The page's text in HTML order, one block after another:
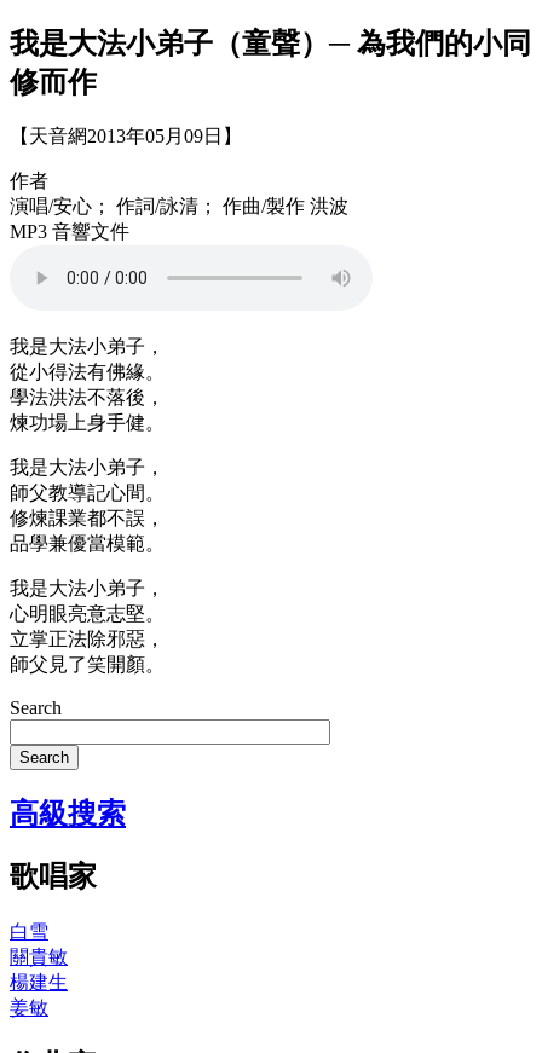
我是大法小弟子（童聲）─ 為我們的小同
修而作
【天音網2013年05月09日】
作者
演唱/安心； 作詞/詠清； 作曲/製作 洪波
MP3 音響文件
我是大法小弟子，
從小得法有佛緣。
學法洪法不落後，
煉功場上身手健。
我是大法小弟子，
師父教導記心間。
修煉課業都不誤，
品學兼優當模範。
我是大法小弟子，
心明眼亮意志堅。
立掌正法除邪惡，
師父見了笑開顏。
Search
Search
高級搜索
歌唱家
白雪
關貴敏
楊建生
姜敏